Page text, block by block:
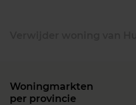
Woningmarkten
per provincie